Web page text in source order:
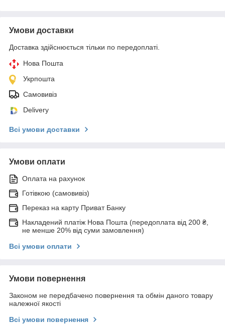
Умови доставки
Доставка здійснюється тільки по передоплаті.
Нова Пошта
Укрпошта
Самовивіз
Delivery
Всі умови доставки
Умови оплати
Оплата на рахунок
Готівкою (самовивіз)
Переказ на карту Приват Банку
Накладений платіж Нова Пошта (передоплата від 200 ₴,
не менше 20% від суми замовлення)
Всі умови оплати
Умови повернення
Законом не передбачено повернення та обмін даного товару
належної якості
Всі умови повернення